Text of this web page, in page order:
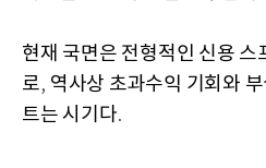
현재 국면은 전형적인 신용 스
로, 역사상 초과수익 기회와
트는 시기다.